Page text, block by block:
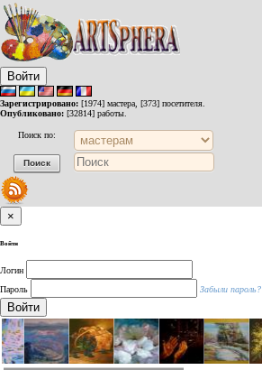
Войти
Зарегистрировано: [1974] мастера, [373] посетителя.
Опубликовано: [32814] работы.
Поиск по:
×
Войти
Логин
Пароль
Забыли пароль?
Войти